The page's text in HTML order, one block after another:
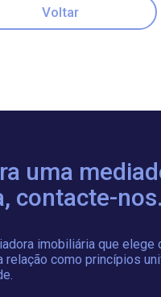
Voltar
uma
contacte-nos.
imobiliária que elege
relação como princípios